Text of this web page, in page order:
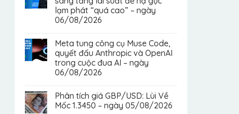
lạm phát “quá cao” – ngày
06/08/2026
Meta tung công cụ Muse Code,
quyết đấu Anthropic và OpenAI
trong cuộc đua AI – ngày
06/08/2026
Phân tích giá GBP/USD: Lùi Về
Mốc 1.3450 – ngày 05/08/2026